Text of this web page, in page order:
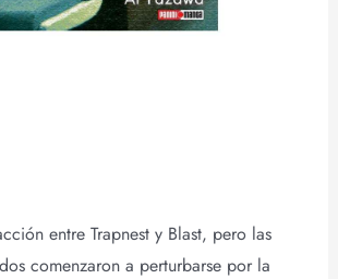
entre Trapnest y Blast, pero las
comenzaron a perturbarse por la